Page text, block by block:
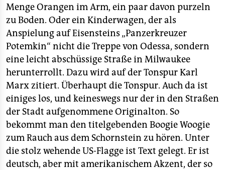
Menge Orangen im Arm, ein paar davon purzeln
zu Boden. Oder ein Kinderwagen, der als
Anspielung auf Eisensteins „Panzerkreuzer
Potemkin“ nicht die Treppe von Odessa, sondern
eine leicht abschüssige Straße in Milwaukee
herunterrollt. Dazu wird auf der Tonspur Karl
Marx zitiert. Überhaupt die Tonspur. Auch da ist
einiges los, und keineswegs nur der in den Straßen
der Stadt aufgenommene Originalton. So
bekommt man den titelgebenden Boogie Woogie
zum Rauch aus dem Schornstein zu hören. Unter
die stolz wehende US-Flagge ist Text gelegt. Er ist
deutsch, aber mit amerikanischem Akzent, der so